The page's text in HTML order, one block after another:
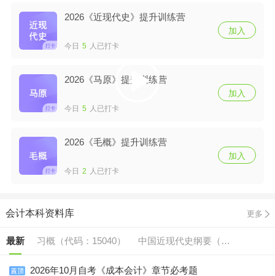
2026《近现代史》提升训练营
今日 5 人已打卡
加入
2026《马原》提升训练营
今日 5 人已打卡
加入
2026《毛概》提升训练营
今日 2 人已打卡
加入
会计本科资料库 更多
最新 习概（代码：15040） 中国近现代史纲要（代
码:15043）
马原（代码:15044） 英语（二/专升本）
2026年10月自考《成本会计》章节必考题